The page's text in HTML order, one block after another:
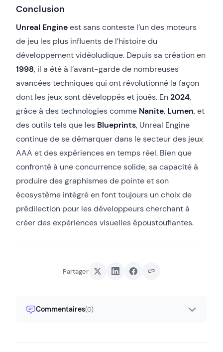
Conclusion
Unreal Engineest sans conteste l’un des moteurs
de jeu les plus influents de l’histoire du
développement vidéoludique. Depuis sa création en
1998, il a été à l’avant-garde de nombreuses
avancées techniques qui ont révolutionné la façon
dont les jeux sont développés et joués. En2024,
grâce à des technologies comme Nanite, Lumen, et
des outils tels que les Blueprints, Unreal Engine
continue de se démarquer dans le secteur des jeux
AAA et des expériences en temps réel. Bien que
confronté à une concurrence solide, sa capacité à
produire des graphismes de pointe et son
écosystème intégré en font toujours un choix de
prédilection pour les développeurs cherchant à
créer des expériences visuelles époustouflantes.
Partager
Commentaires(0)